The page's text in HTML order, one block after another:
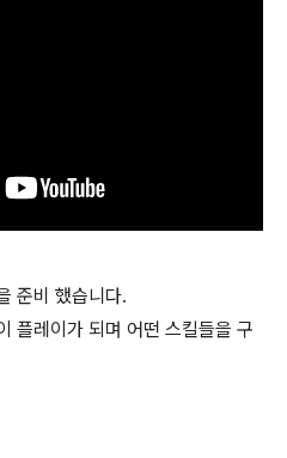
준비 했습니다.
플레이가 되며 어떤 스킬들을 구